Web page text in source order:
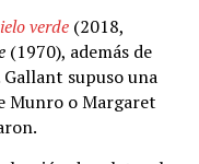
verde (2018,
(1970), además de
supuso una
Munro o Margaret